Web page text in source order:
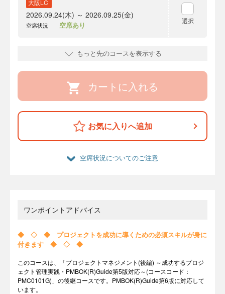
大阪LC
2026.09.24(木) ～ 2026.09.25(金)
空席状況 空席あり 選択
もっと先のコースを表示する
カートに入れる
お気に入りへ追加
空席状況についてのご注意
ワンポイントアドバイス
◆ ◇ ◆ プロジェクトを成功に導くための必須スキルが身に
付きます ◆ ◇ ◆
このコースは、「プロジェクトマネジメント(後編) ～成功するプロジ
ェクト管理実践・PMBOK(R)Guide第5版対応～(コースコード：
PMC0101G)」の後継コースです。PMBOK(R)Guide第6版に対応して
います。